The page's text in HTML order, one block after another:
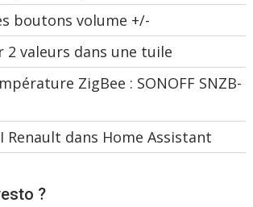
boutons volume +/-
2 valeurs dans une tuile
ZigBee : SONOFF SNZB-
Renault dans Home Assistant
?